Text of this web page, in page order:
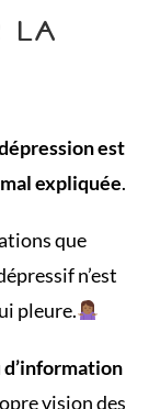
la
est
expliquée.
que
n’est
pleure.
d’information
vision des